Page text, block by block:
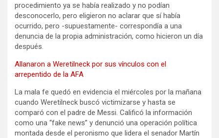
procedimiento ya se había realizado y no podían
desconocerlo, pero eligieron no aclarar que sí había
ocurrido, pero -supuestamente- correspondía a una
denuncia de la propia administración, como hicieron un día
después.
Allanaron a Weretilneck por sus vínculos con el
arrepentido de la AFA
La mala fe quedó en evidencia el miércoles por la mañana
cuando Weretilneck buscó victimizarse y hasta se
comparó con el padre de Messi. Calificó la información
como una “fake news” y denunció una operación política
montada desde el peronismo que lidera el senador Martín